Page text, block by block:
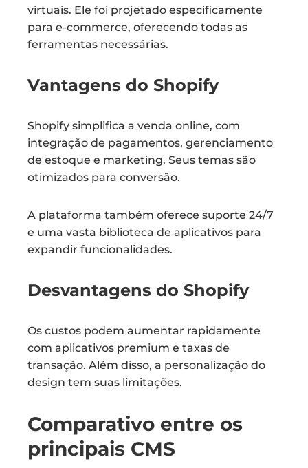
virtuais. Ele foi projetado especificamente
para e-commerce, oferecendo todas as
ferramentas necessárias.
Vantagens do Shopify
Shopify simplifica a venda online, com
integração de pagamentos, gerenciamento
de estoque e marketing. Seus temas são
otimizados para conversão.
A plataforma também oferece suporte 24/7
e uma vasta biblioteca de aplicativos para
expandir funcionalidades.
Desvantagens do Shopify
Os custos podem aumentar rapidamente
com aplicativos premium e taxas de
transação. Além disso, a personalização do
design tem suas limitações.
Comparativo entre os
principais CMS